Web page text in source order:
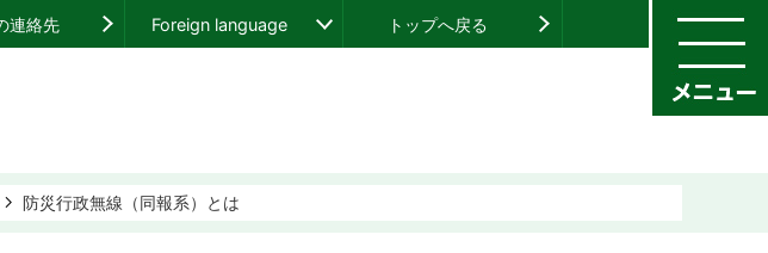
連絡先 Foreign language トップへ戻る
防災行政無線（同報系）とは